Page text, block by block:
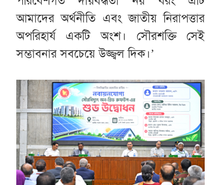
আমাদের অর্থনীতি এবং জাতীয় নিরাপত্তার
অপরিহার্য একটি অংশ। সৌরশক্তি সেই
সম্ভাবনার সবচেয়ে উজ্জ্বল দিক।’